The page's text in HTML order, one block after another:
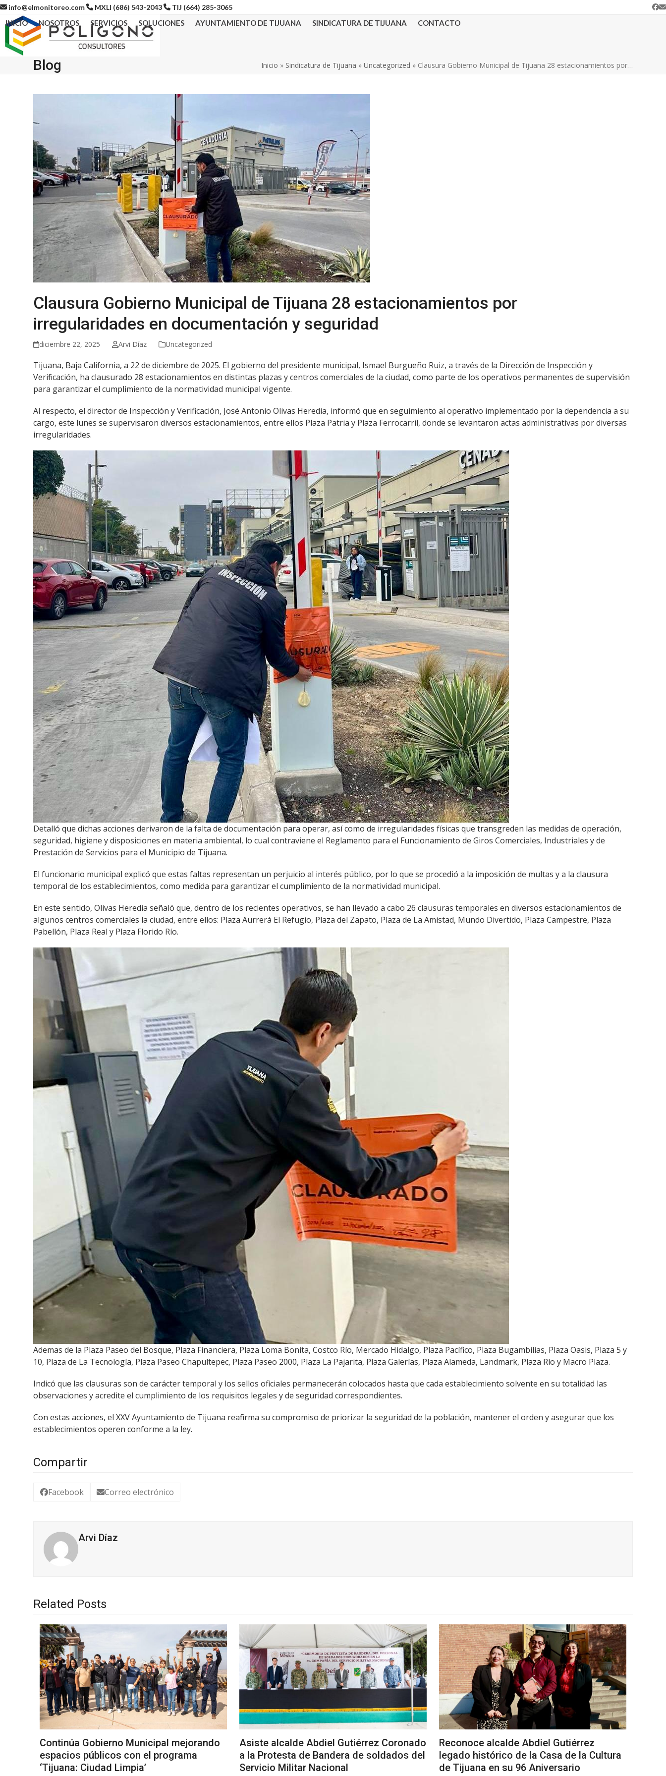
Skip
content
info@elmonitoreo.com MXLI (686) 543-2043 TIJ (664) 285-3065
INICIO NOSOTROS SERVICIOS SOLUCIONES AYUNTAMIENTO DE TIJUANA SINDICATURA DE TIJUANA CONTACTO
Blog Inicio » Sindicatura de Tijuana » Uncategorized » Clausura Gobierno Municipal de Tijuana 28 estacionamientos por…
Clausura Gobierno Municipal de Tijuana 28 estacionamientos por
irregularidades en documentación y seguridad
diciembre 22, 2025 Arvi Díaz Uncategorized
Tijuana, Baja California, a 22 de diciembre de 2025. El gobierno del presidente municipal, Ismael Burgueño Ruiz, a través de la Dirección de Inspección y
Verificación, ha clausurado 28 estacionamientos en distintas plazas y centros comerciales de la ciudad, como parte de los operativos permanentes de supervisión
para garantizar el cumplimiento de la normatividad municipal vigente.
Al respecto, el director de Inspección y Verificación, José Antonio Olivas Heredia, informó que en seguimiento al operativo implementado por la dependencia a su
cargo, este lunes se supervisaron diversos estacionamientos, entre ellos Plaza Patria y Plaza Ferrocarril, donde se levantaron actas administrativas por diversas
irregularidades.
Detalló que dichas acciones derivaron de la falta de documentación para operar, así como de irregularidades físicas que transgreden las medidas de operación,
seguridad, higiene y disposiciones en materia ambiental, lo cual contraviene el Reglamento para el Funcionamiento de Giros Comerciales, Industriales y de
Prestación de Servicios para el Municipio de Tijuana.
El funcionario municipal explicó que estas faltas representan un perjuicio al interés público, por lo que se procedió a la imposición de multas y a la clausura
temporal de los establecimientos, como medida para garantizar el cumplimiento de la normatividad municipal.
En este sentido, Olivas Heredia señaló que, dentro de los recientes operativos, se han llevado a cabo 26 clausuras temporales en diversos estacionamientos de
algunos centros comerciales la ciudad, entre ellos: Plaza Aurrerá El Refugio, Plaza del Zapato, Plaza de La Amistad, Mundo Divertido, Plaza Campestre, Plaza
Pabellón, Plaza Real y Plaza Florido Río.
Ademas de la Plaza Paseo del Bosque, Plaza Financiera, Plaza Loma Bonita, Costco Río, Mercado Hidalgo, Plaza Pacífico, Plaza Bugambilias, Plaza Oasis, Plaza 5 y
10, Plaza de La Tecnología, Plaza Paseo Chapultepec, Plaza Paseo 2000, Plaza La Pajarita, Plaza Galerías, Plaza Alameda, Landmark, Plaza Río y Macro Plaza.
Indicó que las clausuras son de carácter temporal y los sellos oficiales permanecerán colocados hasta que cada establecimiento solvente en su totalidad las
observaciones y acredite el cumplimiento de los requisitos legales y de seguridad correspondientes.
Con estas acciones, el XXV Ayuntamiento de Tijuana reafirma su compromiso de priorizar la seguridad de la población, mantener el orden y asegurar que los
establecimientos operen conforme a la ley.
Compartir
Facebook Correo electrónico
Arvi Díaz
Related Posts
Continúa Gobierno Municipal mejorando
espacios públicos con el programa
‘Tijuana: Ciudad Limpia’
Asiste alcalde Abdiel Gutiérrez Coronado
a la Protesta de Bandera de soldados del
Servicio Militar Nacional
Reconoce alcalde Abdiel Gutiérrez
legado histórico de la Casa de la Cultura
de Tijuana en su 96 Aniversario